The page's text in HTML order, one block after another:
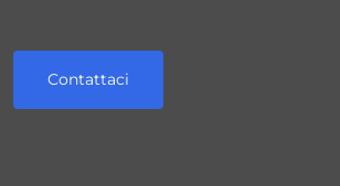
Contattaci